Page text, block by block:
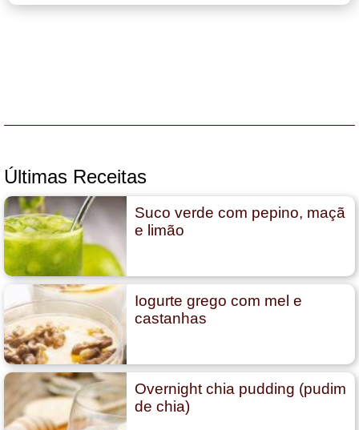
Últimas Receitas
Suco verde com pepino, maçã
e limão
Iogurte grego com mel e
castanhas
Overnight chia pudding (pudim
de chia)